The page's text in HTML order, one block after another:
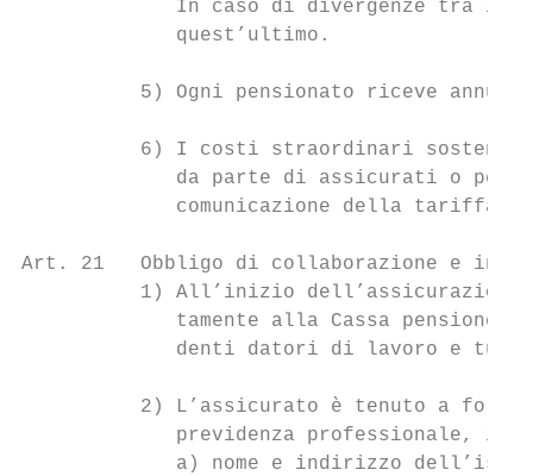
In caso di divergenze tra il
             quest’ultimo.
5) Ogni pensionato riceve
6) I costi straordinari
da parte di assicurati o
comunicazione della tariffa
Art. 21   Obbligo di collaborazione e
1) All’inizio
tamente alla Cassa pensione
denti datori di lavoro e
2) L’assicurato è tenuto a
previdenza professionale, in
a) nome e indirizzo